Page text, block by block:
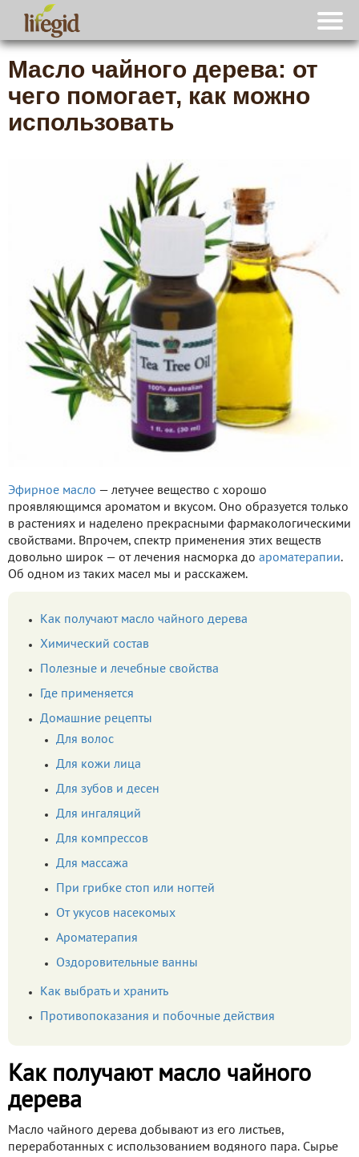
Масло чайного дерева: от
чего помогает, как можно
использовать
Эфирное масло — летучее вещество с хорошо
проявляющимся ароматом и вкусом. Оно образуется только
в растениях и наделено прекрасными фармакологическими
свойствами. Впрочем, спектр применения этих веществ
довольно широк — от лечения насморка до ароматерапии.
Об одном из таких масел мы и расскажем.
Как получают масло чайного дерева
Химический состав
Полезные и лечебные свойства
Где применяется
Домашние рецепты
Для волос
Для кожи лица
Для зубов и десен
Для ингаляций
Для компрессов
Для массажа
При грибке стоп или ногтей
От укусов насекомых
Ароматерапия
Оздоровительные ванны
Как выбрать и хранить
Противопоказания и побочные действия
Как получают масло чайного
дерева
Масло чайного дерева добывают из его листьев,
переработанных с использованием водяного пара. Сырье